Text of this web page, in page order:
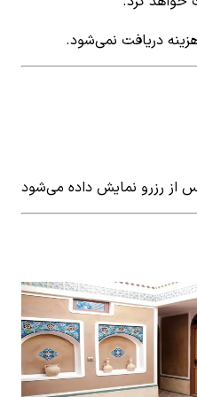
بومگردی پنچ تخته ورزنه
تخته ورزنه - اتاق13